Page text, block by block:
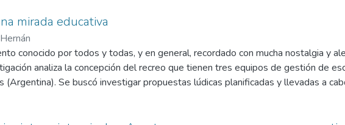
Con este fin, se realizó un estudio de caso único, entrevistando a la
de comunicaciones del mencionado jardín de infantes de gestión
obtenidos, lo más relevante se analizó en las siguientes categorías:
tipo de información que circula y como enfrenta el conflicto y como lo
como la directora desde la empatía, el respeto y siendo accesible, logra que
y efectiva, y lo hace fomentando y promoviendo el trabajo en equipo,
la misma deducción
mirada educativa
conocido por todos y todas, y en general, recordado con mucha nostalgia y
analiza la concepción del recreo que tienen tres equipos de gestión de
Se buscó investigar propuestas lúdicas planificadas y llevadas a
la tercera fue realizada a la vicedirectora. Los resultados obtenidos fueron